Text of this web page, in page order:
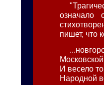
пишет, что
И весело
Народной